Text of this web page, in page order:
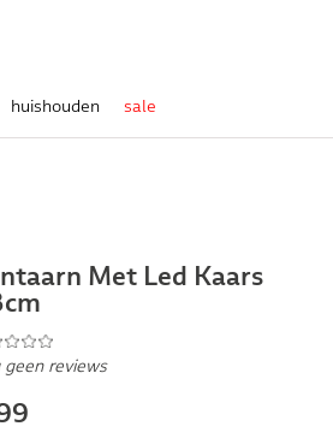
huishouden sale
Met Led Kaars
geen reviews